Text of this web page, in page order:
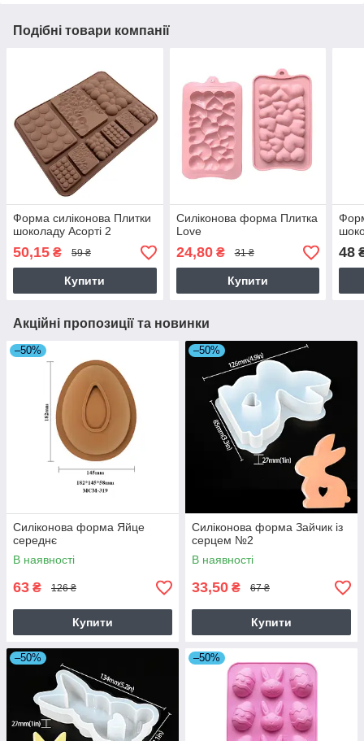
Подібні товари компанії
Форма силіконова Плитки
шоколаду Асорті 2
50,15 ₴ 59 ₴
Купити
Силіконова форма Плитка
Love
24,80₴ 31 ₴
Купити
48
Акційні пропозиції та новинки
–50%
Силіконова форма Яйце
середнє
В наявності
63 ₴ 126 ₴
Купити
–50%
Силіконова форма Зайчик із
серцем №2
В наявності
33,50 ₴ 67 ₴
Купити
–50% –50%